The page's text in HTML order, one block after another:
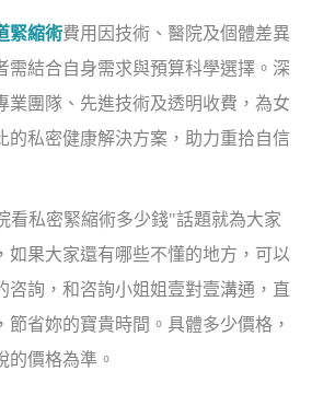
緊縮術費用因技術、醫院及個體差異
需結合自身需求與預算科學選擇。深
業團隊、先進技術及透明收費，為女
的私密健康解決方案，助力重拾自信
看私密緊縮術多少錢"話題就為大家
如果大家還有哪些不懂的地方，可以
咨詢，和咨詢小姐姐壹對壹溝通，直
節省妳的寶貴時間。具體多少價格，
的價格為準。